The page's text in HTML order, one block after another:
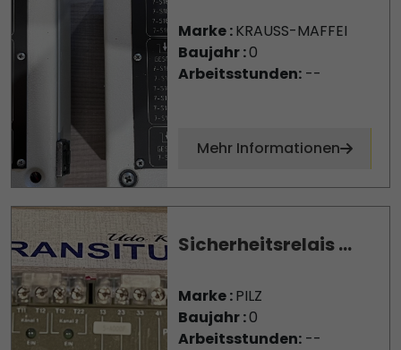
Marke :KRAUSS-MAFFEI
Baujahr :0
Arbeitsstunden:--
Mehr Informationen
Sicherheitsrelais ...
Marke :PILZ
Baujahr :0
Arbeitsstunden:--